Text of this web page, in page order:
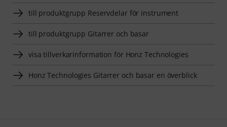
till produktgrupp Reservdelar för instrument
till produktgrupp Gitarrer och basar
visa tillverkarinformation för Honz Technologies
Honz Technologies Gitarrer och basar en överblick